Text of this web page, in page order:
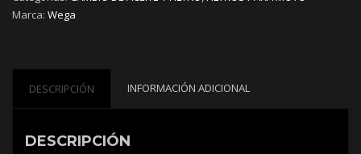
0M43
Marca: Wega
DESCRIPCIÓN INFORMACIÓN ADICIONAL
DESCRIPCIÓN